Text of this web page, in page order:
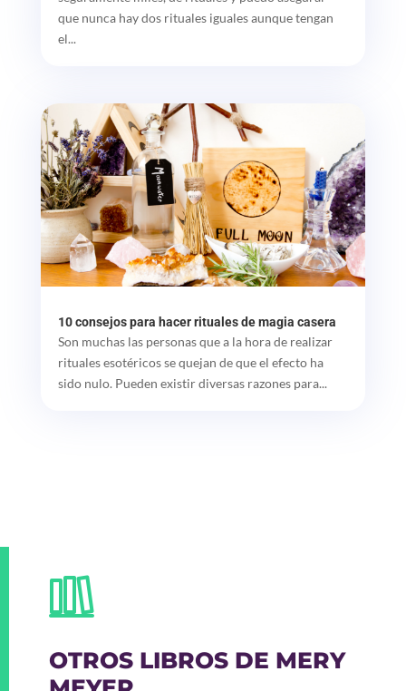
que nunca hay dos rituales iguales aunque tengan
el...
10 consejos para hacer rituales de magia casera
Son muchas las personas que a la hora de realizar
rituales esotéricos se quejan de que el efecto ha
sido nulo. Pueden existir diversas razones para...
OTROS LIBROS DE MERY